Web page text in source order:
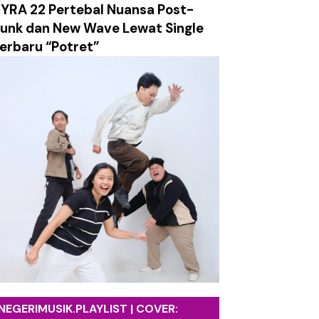
Surely Dies”
Utama Album Terbaru
Aneh"
22 Pertebal Nuansa Post-
dan New Wave Lewat Single
“Potret”
| COVER: